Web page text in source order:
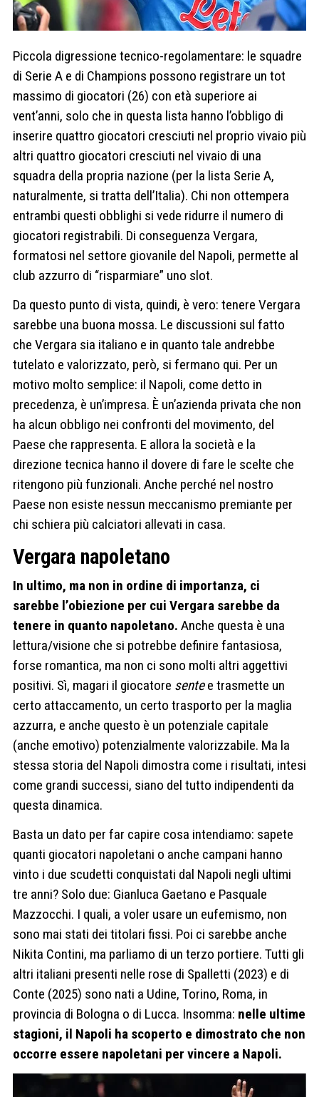
Piccola digressione tecnico-regolamentare: le squadre
di Serie A e di Champions possono registrare un tot
massimo di giocatori (26) con età superiore ai
vent’anni, solo che in questa lista hanno l’obbligo di
inserire quattro giocatori cresciuti nel proprio vivaio più
altri quattro giocatori cresciuti nel vivaio di una
squadra della propria nazione (per la lista Serie A,
naturalmente, si tratta dell’Italia). Chi non ottempera
entrambi questi obblighi si vede ridurre il numero di
giocatori registrabili. Di conseguenza Vergara,
formatosi nel settore giovanile del Napoli, permette al
club azzurro di “risparmiare” uno slot.
Da questo punto di vista, quindi, è vero: tenere Vergara
sarebbe una buona mossa. Le discussioni sul fatto
che Vergara sia italiano e in quanto tale andrebbe
tutelato e valorizzato, però, si fermano qui. Per un
motivo molto semplice: il Napoli, come detto in
precedenza, è un’impresa. È un’azienda privata che non
ha alcun obbligo nei confronti del movimento, del
Paese che rappresenta. E allora la società e la
direzione tecnica hanno il dovere di fare le scelte che
ritengono più funzionali. Anche perché nel nostro
Paese non esiste nessun meccanismo premiante per
chi schiera più calciatori allevati in casa.
Vergara napoletano
In ultimo, ma non in ordine di importanza, ci
sarebbe l’obiezione per cui Vergara sarebbe da
tenere in quanto napoletano. Anche questa è una
lettura/visione che si potrebbe definire fantasiosa,
forse romantica, ma non ci sono molti altri aggettivi
positivi. Sì, magari il giocatore sentee trasmette un
certo attaccamento, un certo trasporto per la maglia
azzurra, e anche questo è un potenziale capitale
(anche emotivo) potenzialmente valorizzabile. Ma la
stessa storia del Napoli dimostra come i risultati, intesi
come grandi successi, siano del tutto indipendenti da
questa dinamica.
Basta un dato per far capire cosa intendiamo: sapete
quanti giocatori napoletani o anche campani hanno
vinto i due scudetti conquistati dal Napoli negli ultimi
tre anni? Solo due: Gianluca Gaetano e Pasquale
Mazzocchi. I quali, a voler usare un eufemismo, non
sono mai stati dei titolari fissi. Poi ci sarebbe anche
Nikita Contini, ma parliamo di un terzo portiere. Tutti gli
altri italiani presenti nelle rose di Spalletti (2023) e di
Conte (2025) sono nati a Udine, Torino, Roma, in
provincia di Bologna o di Lucca. Insomma: nelle ultime
stagioni, il Napoli ha scoperto e dimostrato che non
occorre essere napoletani per vincere a Napoli.